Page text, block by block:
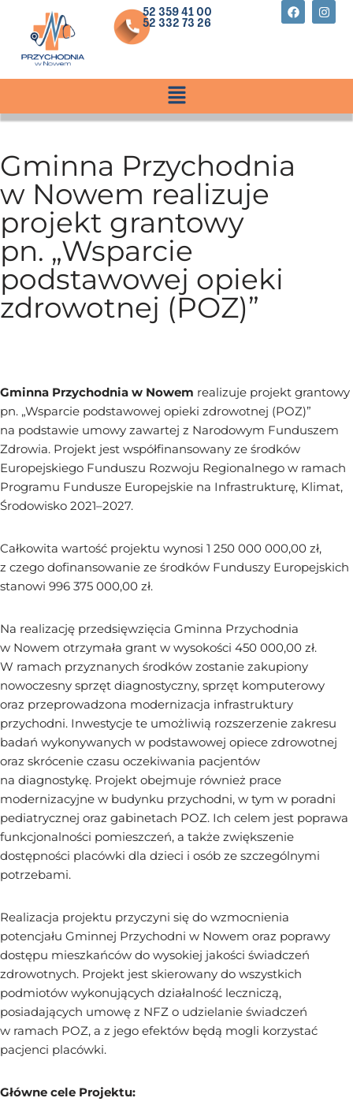
Przejdź
do
treści
52 359 41 00
52 332 73 26
Gminna Przychodnia
w Nowem realizuje
projekt grantowy
pn. „Wsparcie
podstawowej opieki
zdrowotnej (POZ)”
Gminna Przychodnia w Nowem realizuje projekt grantowy
pn. „Wsparcie podstawowej opieki zdrowotnej (POZ)”
na podstawie umowy zawartej z Narodowym Funduszem
Zdrowia. Projekt jest współfinansowany ze środków
Europejskiego Funduszu Rozwoju Regionalnego w ramach
Programu Fundusze Europejskie na Infrastrukturę, Klimat,
Środowisko 2021–2027.
Całkowita wartość projektu wynosi 1 250 000 000,00 zł,
z czego dofinansowanie ze środków Funduszy Europejskich
stanowi 996 375 000,00 zł.
Na realizację przedsięwzięcia Gminna Przychodnia
w Nowem otrzymała grant w wysokości 450 000,00 zł.
W ramach przyznanych środków zostanie zakupiony
nowoczesny sprzęt diagnostyczny, sprzęt komputerowy
oraz przeprowadzona modernizacja infrastruktury
przychodni. Inwestycje te umożliwią rozszerzenie zakresu
badań wykonywanych w podstawowej opiece zdrowotnej
oraz skrócenie czasu oczekiwania pacjentów
na diagnostykę. Projekt obejmuje również prace
modernizacyjne w budynku przychodni, w tym w poradni
pediatrycznej oraz gabinetach POZ. Ich celem jest poprawa
funkcjonalności pomieszczeń, a także zwiększenie
dostępności placówki dla dzieci i osób ze szczególnymi
potrzebami.
Realizacja projektu przyczyni się do wzmocnienia
potencjału Gminnej Przychodni w Nowem oraz poprawy
dostępu mieszkańców do wysokiej jakości świadczeń
zdrowotnych. Projekt jest skierowany do wszystkich
podmiotów wykonujących działalność leczniczą,
posiadających umowę z NFZ o udzielanie świadczeń
w ramach POZ, a z jego efektów będą mogli korzystać
pacjenci placówki.
Główne cele Projektu: